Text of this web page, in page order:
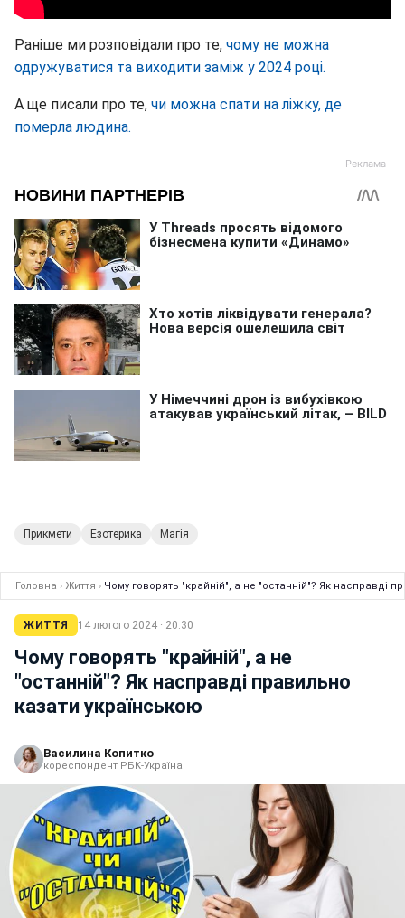
Раніше ми розповідали про те, чому не можна
одружуватися та виходити заміж у 2024 році.
А ще писали про те, чи можна спати на ліжку, де
померла людина.
Прикмети Езотерика Магія
Головна › Життя › Чому говорять "крайній", а не "останній"? Як насправді
ЖИТТЯ 14 лютого 2024 · 20:30
Чому говорять "крайній", а не
"останній"? Як насправді правильно
казати українською
Василина Копитко
кореспондент РБК-Україна